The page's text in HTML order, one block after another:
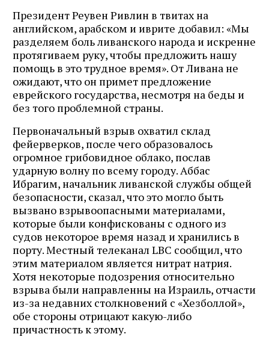
Президент Реувен Ривлин в твитах на
английском, арабском и иврите добавил: «Мы
разделяем боль ливанского народа и искренне
протягиваем руку, чтобы предложить нашу
помощь в это трудное время». От Ливана не
ожидают, что он примет предложение
еврейского государства, несмотря на беды и
без того проблемной страны.
Первоначальный взрыв охватил склад
фейерверков, после чего образовалось
огромное грибовидное облако, послав
ударную волну по всему городу. Аббас
Ибрагим, начальник ливанской службы общей
безопасности, сказал, что это могло быть
вызвано взрывоопасными материалами,
которые были конфискованы с одного из
судов некоторое время назад и хранились в
порту. Местный телеканал LBC сообщил, что
этим материалом является нитрат натрия.
Хотя некоторые подозрения относительно
взрыва были направленны на Израиль, отчасти
из-за недавних столкновений с «Хезболлой»,
обе стороны отрицают какую-либо
причастность к этому.